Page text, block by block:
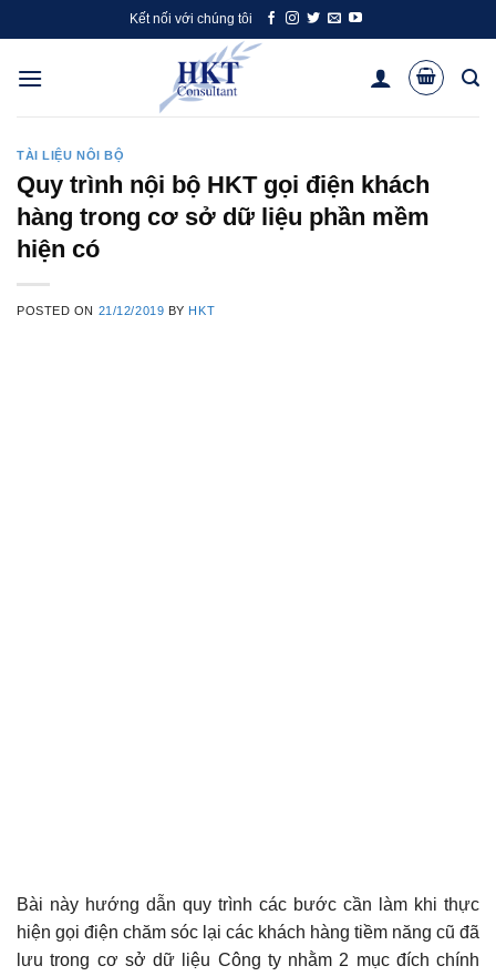
to
content
Kết nối với chúng tôi
TÀI LIỆU NÔI BỘ
Quy trình nội bộ HKT gọi điện khách
hàng trong cơ sở dữ liệu phần mềm
hiện có
POSTED ON 21/12/2019 BY HKT
Bài này hướng dẫn quy trình các bước cần làm khi thực
hiện gọi điện chăm sóc lại các khách hàng tiềm năng cũ đã
lưu trong cơ sở dữ liệu Công ty nhằm 2 mục đích chính